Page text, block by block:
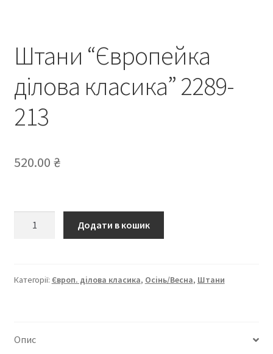
Штани “Європейка
ділова класика” 2289-
213
520.00 ₴
2289-
Додати в кошик
Категорії: Європ. ділова класика, Осінь/Весна, Штани
Опис